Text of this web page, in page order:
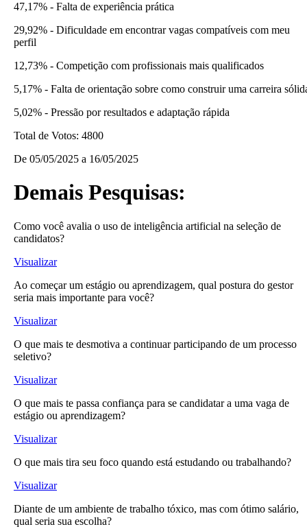
47,17% - Falta de experiência prática
29,92% - Dificuldade em encontrar vagas compatíveis com meu
perfil
12,73% - Competição com profissionais mais qualificados
5,17% - Falta de orientação sobre como construir uma carreira
5,02% - Pressão por resultados e adaptação rápida
Total de Votos: 4800
De 05/05/2025 a 16/05/2025
Demais Pesquisas:
Como você avalia o uso de inteligência artificial na seleção de
candidatos?
Visualizar
Ao começar um estágio ou aprendizagem, qual postura do gestor
seria mais importante para você?
Visualizar
O que mais te desmotiva a continuar participando de um processo
seletivo?
Visualizar
O que mais te passa confiança para se candidatar a uma vaga de
estágio ou aprendizagem?
Visualizar
O que mais tira seu foco quando está estudando ou trabalhando?
Visualizar
Diante de um ambiente de trabalho tóxico, mas com ótimo salário,
qual seria sua escolha?